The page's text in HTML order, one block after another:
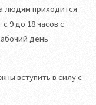
людям приходится
9 до 18 часов с
день
вступить в силу с